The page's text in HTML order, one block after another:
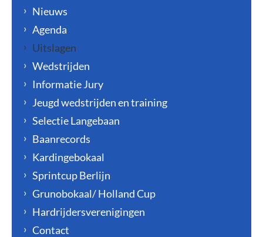
Nieuws
Agenda
Uitslagen
Wedstrijden
Informatie Jury
Jeugd wedstrijden en training
Selectie Langebaan
Baanrecords
Kardingebokaal
Sprintcup Berlijn
Grunobokaal/ Holland Cup
Hardrijdersverenigingen
Contact